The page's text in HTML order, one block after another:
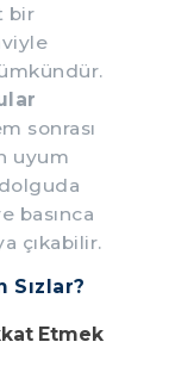
bir
sonrası
uyum
dolguda
basınca
çıkabilir.
Sızlar?
Etmek